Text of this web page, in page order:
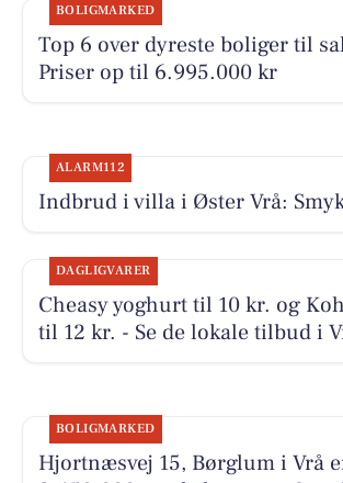
BOLIGMARKED
Top 6 over dyreste boliger til
Priser op til 6.995.000 kr
ALARM112
Indbrud i villa i Øster Vrå:
DAGLIGVARER
Cheasy yoghurt til 10 kr. og
til 12 kr. - Se de lokale tilbud i
BOLIGMARKED
Hjortnæsvej 15, Børglum i Vrå